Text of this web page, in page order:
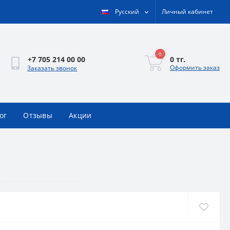
Русский Личный кабинет
+7 705 214 00 00
Заказать звонок
0
0 тг.
Оформить заказ
Отзывы Акции